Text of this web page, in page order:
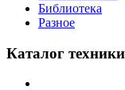
Библиотека
Разное
Каталог техники